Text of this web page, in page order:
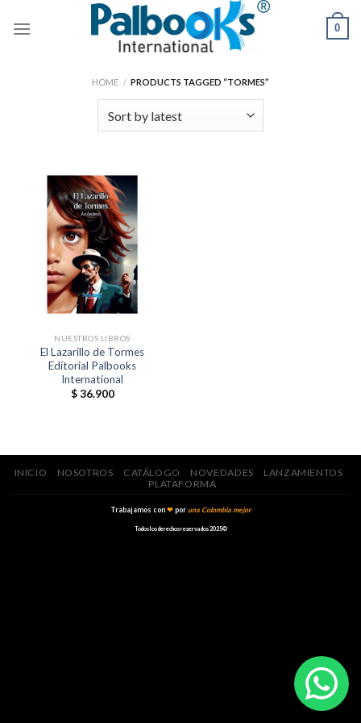
0
HOME / PRODUCTS TAGGED “TORMES”
NUESTROS LIBROS
El Lazarillo de Tormes
Editorial Palbooks
International
$36.900
INICIO NOSOTROS CATÁLOGO NOVEDADES
LANZAMIENTOS
PLATAFORMA
Trabajamos con❤poruna Colombia mejor
Todos los derechos reservados 2025©️